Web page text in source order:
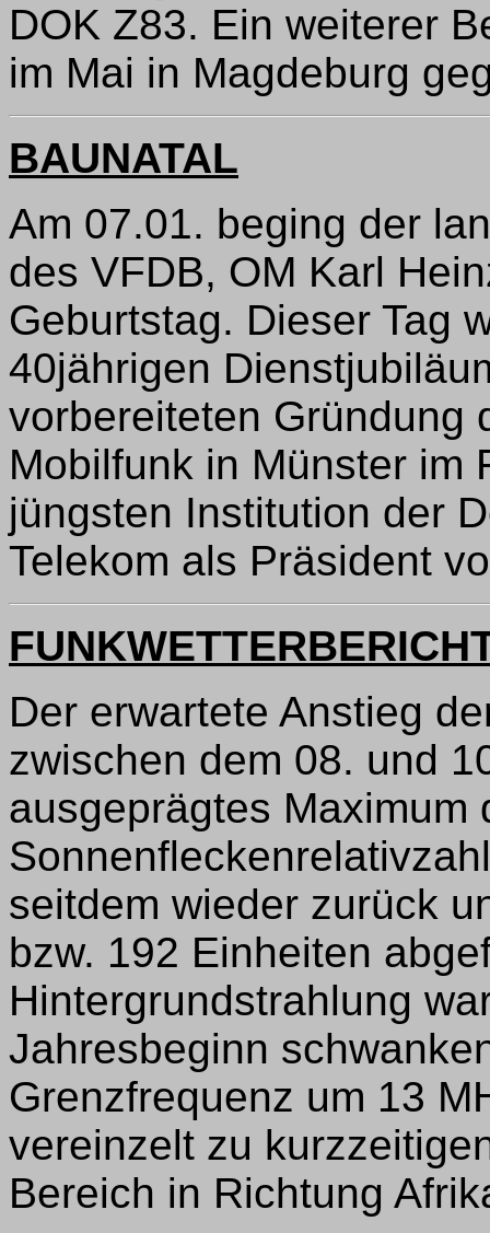
DOK Z83. Ein weiterer
im Mai in Magdeburg
BAUNATAL
Am 07.01. beging der
des VFDB, OM Karl
Geburtstag. Dieser Tag
40jährigen
vorbereiteten Gründung
Mobilfunk in Münster im
jüngsten Institution der
Telekom als Präsident
Der erwartete Anstieg
zwischen dem 08. und
ausgeprägtes Maximum
seitdem wieder zurück
bzw. 192 Einheiten
Hintergrundstrahlung
Jahresbeginn
Grenzfrequenz um 13
vereinzelt zu
Bereich in Richtung